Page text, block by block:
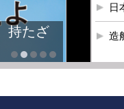
持たざ
日
造